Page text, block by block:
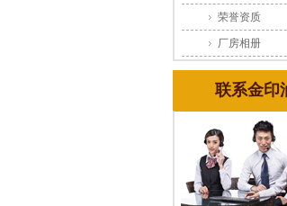
荣誉资质
厂房相册
联系金印